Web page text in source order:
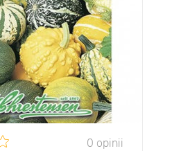
0 opinii